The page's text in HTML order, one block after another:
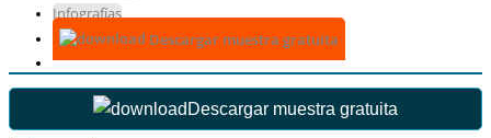
Infografías
Descargar muestra gratuita
Descargar muestra gratuita